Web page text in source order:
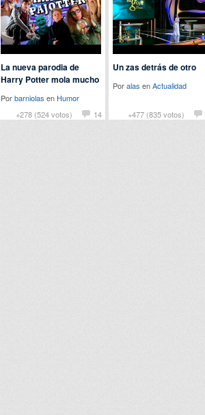
+278 (524 votos) 14
La nueva parodia de
Harry Potter mola mucho
Porbarniolas en Humor
+477 (835 votos)
Un zas detrás de otro
Poralas enActualidad